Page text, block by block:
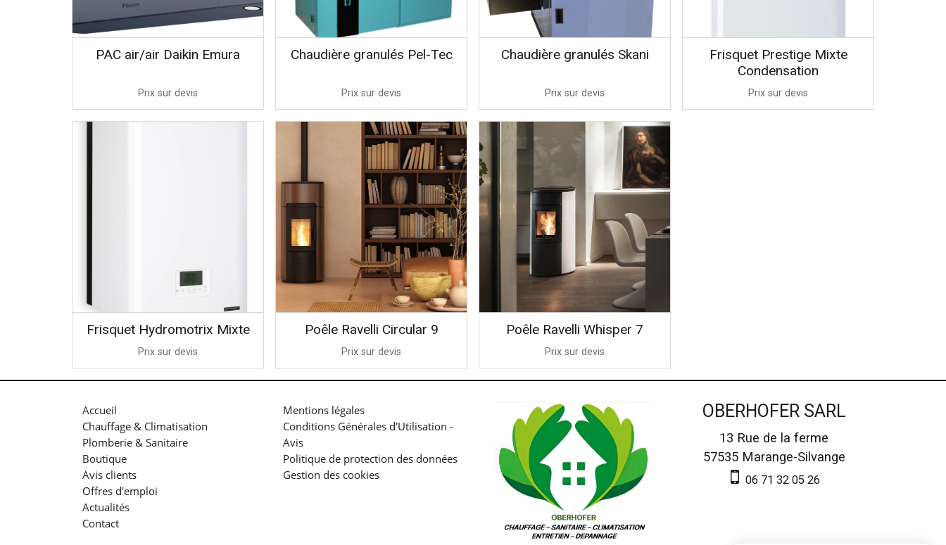
PAC air/air Daikin Emura
Prix sur devis
Chaudière granulés Pel-Tec
Prix sur devis
Chaudière granulés Skani
Prix sur devis
Frisquet Prestige Mixte
Condensation
Prix sur devis
Frisquet Hydromotrix Mixte
Prix sur devis
Poêle Ravelli Circular 9
Prix sur devis
Poêle Ravelli Whisper 7
Prix sur devis
Accueil
Chauffage & Climatisation
Plomberie & Sanitaire
Boutique
Avis clients
Offres d'emploi
Actualités
Contact
Mentions légales
Conditions Générales d'Utilisation -
Avis
Politique de protection des données
Gestion des cookies
OBERHOFER SARL
13 Rue de la ferme
57535 Marange-Silvange
06 71 32 05 26